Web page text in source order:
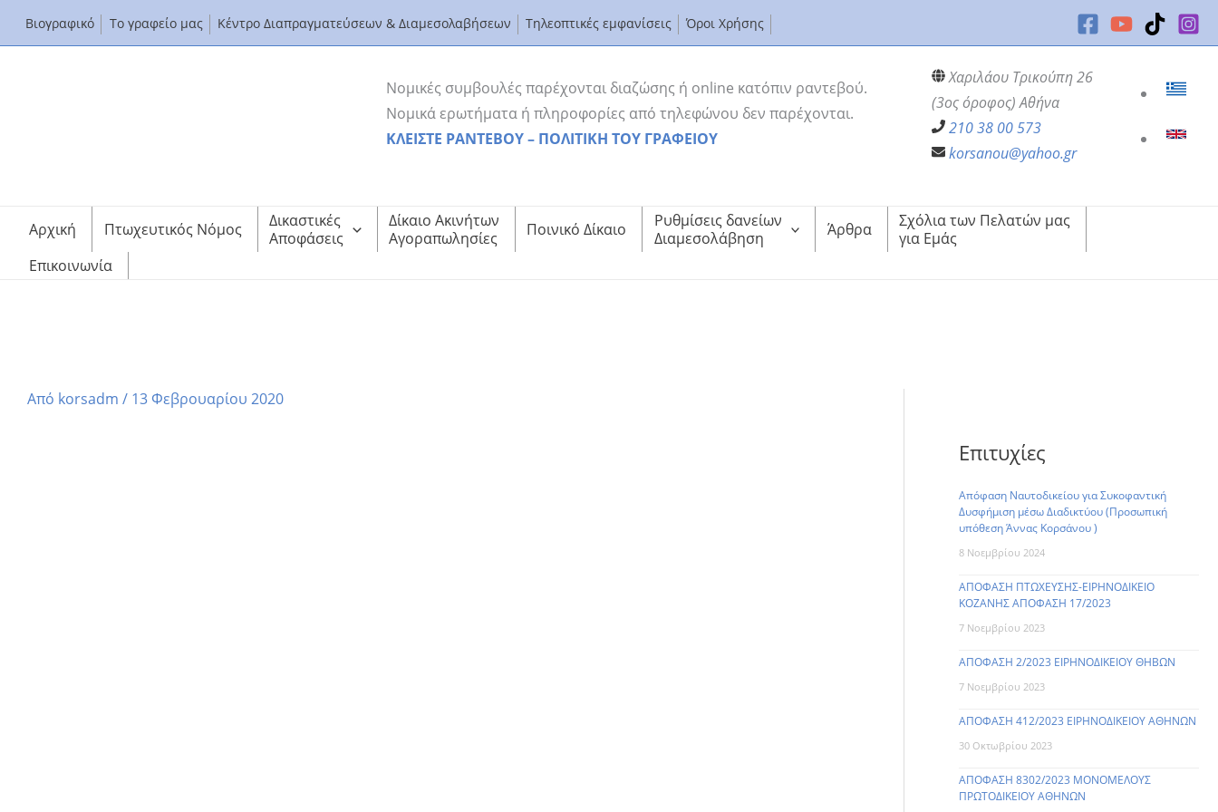
Βιογραφικό Το γραφείο μας Κέντρο Διαπραγματεύσεων & Διαμεσολαβήσεων Τηλεοπτικές εμφανίσεις Όροι Χρήσης
Νομικές συμβουλές παρέχονται διαζώσης ή online κατόπιν ραντεβού.
Νομικά ερωτήματα ή πληροφορίες από τηλεφώνου δεν παρέχονται.
ΚΛΕΙΣΤΕ ΡΑΝΤΕΒΟΥ – ΠΟΛΙΤΙΚΗ ΤΟΥ ΓΡΑΦΕΙΟΥ
Χαριλάου Τρικούπη 26
(3ος όροφος) Αθήνα
210 38 00 573
korsanou@yahoo.gr
Αρχική Πτωχευτικός Νόμος
Δικαστικές
Αποφάσεις
Δίκαιο Ακινήτων
Αγοραπωλησίες
Ποινικό Δίκαιο
Ρυθμίσεις δανείων
Διαμεσολάβηση
Άρθρα
Σχόλια των Πελατών μας
για Εμάς
Επικοινωνία
Από korsadm / 13 Φεβρουαρίου 2020
Επιτυχίες
Απόφαση Ναυτοδικείου για Συκοφαντική
Δυσφήμιση μέσω Διαδικτύου (Προσωπική
υπόθεση Άννας Κορσάνου )
8 Νοεμβρίου 2024
ΑΠΟΦΑΣΗ ΠΤΩΧΕΥΣΗΣ-ΕΙΡΗΝΟΔΙΚΕΙΟ
ΚΟΖΑΝΗΣ ΑΠΟΦΑΣΗ 17/2023
7 Νοεμβρίου 2023
ΑΠΟΦΑΣΗ 2/2023 ΕΙΡΗΝΟΔΙΚΕΙΟΥ ΘΗΒΩΝ
7 Νοεμβρίου 2023
ΑΠΟΦΑΣΗ 412/2023 ΕΙΡΗΝΟΔΙΚΕΙΟΥ ΑΘΗΝΩΝ
30 Οκτωβρίου 2023
ΑΠΟΦΑΣΗ 8302/2023 ΜΟΝΟΜΕΛΟΥΣ
ΠΡΩΤΟΔΙΚΕΙΟΥ ΑΘΗΝΩΝ